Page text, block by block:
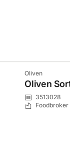
Oliven
Oliven
3513028
Foodbroker